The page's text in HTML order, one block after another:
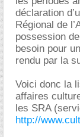
déclaration
Régional de
possession
besoin pour
rendu par la
Voici donc la
affaires
les SRA
http://